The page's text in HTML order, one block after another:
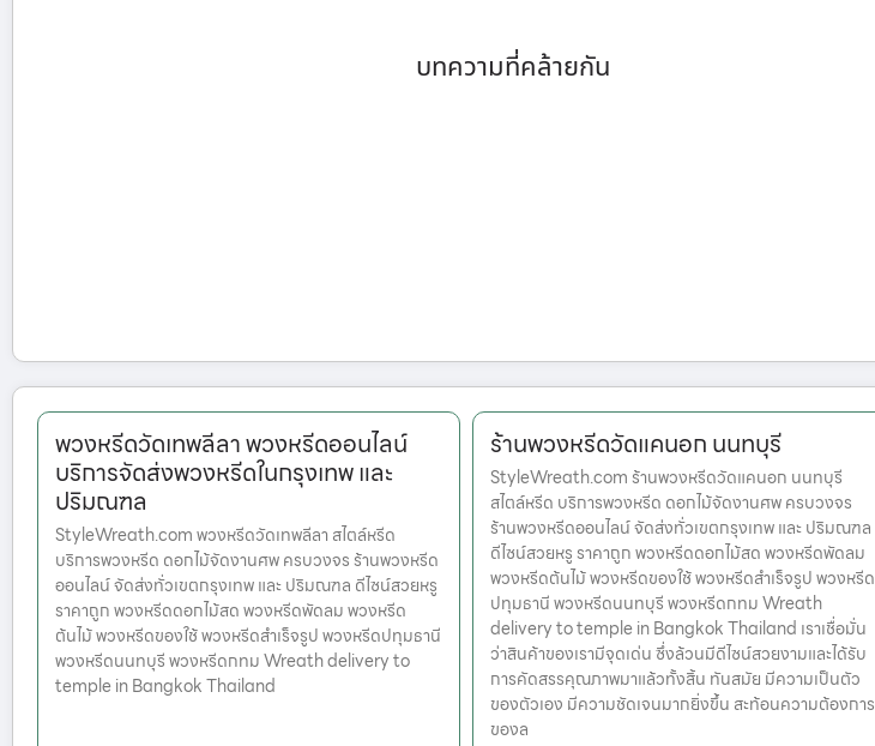
บทความที่คล้ายกัน
พวงหรีดวัดเทพลีลา พวงหรีดออนไลน์
บริการจัดส่งพวงหรีดในกรุงเทพ และ
ปริมณฑล
StyleWreath.com พวงหรีดวัดเทพลีลา สไตล์หรีด
บริการพวงหรีด ดอกไม้จัดงานศพ ครบวงจร ร้านพวงหรีด
ออนไลน์ จัดส่งทั่วเขตกรุงเทพ และ ปริมณฑล ดีไซน์สวยหรู
ราคาถูก พวงหรีดดอกไม้สด พวงหรีดพัดลม พวงหรีด
ต้นไม้ พวงหรีดของใช้ พวงหรีดสำเร็จรูป พวงหรีดปทุมธานี
พวงหรีดนนทบุรี พวงหรีดกทม Wreath delivery to
temple in Bangkok Thailand
ร้านพวงหรีดวัดแคนอก นนทบุรี
StyleWreath.com ร้านพวงหรีดวัดแคนอก นนทบุรี
สไตล์หรีด บริการพวงหรีด ดอกไม้จัดงานศพ ครบวงจร
ร้านพวงหรีดออนไลน์ จัดส่งทั่วเขตกรุงเทพ และ ปริมณฑล
ดีไซน์สวยหรู ราคาถูก พวงหรีดดอกไม้สด พวงหรีดพัดลม
พวงหรีดต้นไม้ พวงหรีดของใช้ พวงหรีดสำเร็จรูป พวงหรีด
ปทุมธานี พวงหรีดนนทบุรี พวงหรีดกทม Wreath
delivery to temple in Bangkok Thailand เราเชื่อมั่น
ว่าสินค้าของเรามีจุดเด่น ซึ่งล้วนมีดีไซน์สวยงามและได้รับ
การคัดสรรคุณภาพมาแล้วทั้งสิ้น ทันสมัย มีความเป็นตัว
ของตัวเอง มีความชัดเจนมากยิ่งขึ้น สะท้อนความต้องการ
ของล